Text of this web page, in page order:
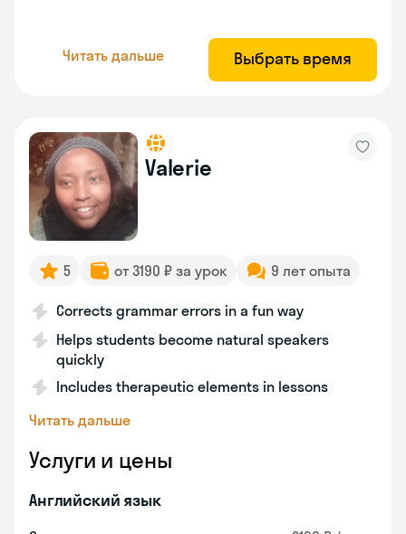
Читать дальше Выбрать время
Valerie
5 от 3190 ₽ за урок 9 лет опыта
Corrects grammar errors in a fun way
Helps students become natural speakers
quickly
Includes therapeutic elements in lessons
Читать дальше
Услуги и цены
Английский язык